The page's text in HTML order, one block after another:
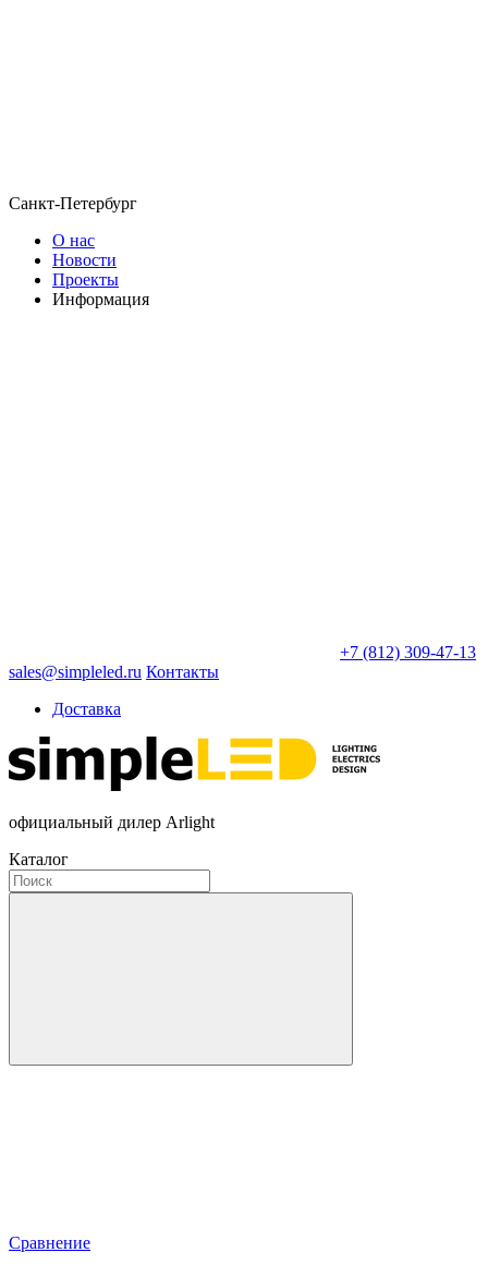
Санкт-Петербург
О нас
Новости
Проекты
Информация
+7 (812) 309-47-13
sales@simpleled.ru Контакты
Доставка
официальный дилер Arlight
Каталог
Сравнение